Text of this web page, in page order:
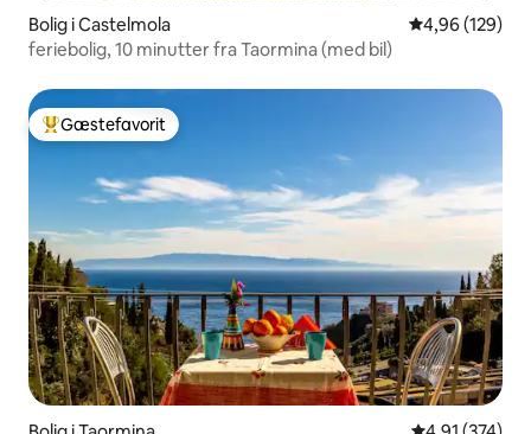
Bolig i Castelmola 4,96 ud af 5 i
4,96 (129)
feriebolig, 10 minutter fra Taormina (med bil)
Bedste gæstefavorit
Gæstefavorit